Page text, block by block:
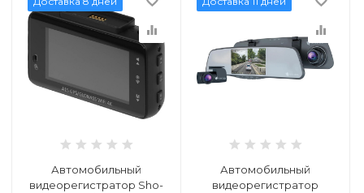
equalizer
Автомобильный
видеорегистратор Sho-
equalizer
Автомобильный
видеорегистратор